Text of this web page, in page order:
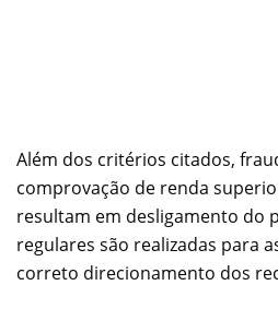
Além dos critérios citados,
comprovação de renda
resultam em desligamento do
regulares são realizadas para
correto direcionamento dos